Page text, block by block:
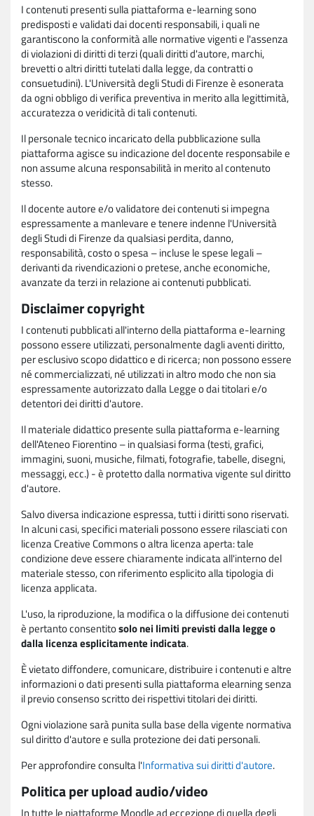
I contenuti presenti sulla piattaforma e-learning sono
predisposti e validati dai docenti responsabili, i quali ne
garantiscono la conformità alle normative vigenti e l'assenza
di violazioni di diritti di terzi (quali diritti d'autore, marchi,
brevetti o altri diritti tutelati dalla legge, da contratti o
consuetudini). L'Università degli Studi di Firenze è esonerata
da ogni obbligo di verifica preventiva in merito alla legittimità,
accuratezza o veridicità di tali contenuti.
Il personale tecnico incaricato della pubblicazione sulla
piattaforma agisce su indicazione del docente responsabile e
non assume alcuna responsabilità in merito al contenuto
stesso.
Il docente autore e/o validatore dei contenuti si impegna
espressamente a manlevare e tenere indenne l'Università
degli Studi di Firenze da qualsiasi perdita, danno,
responsabilità, costo o spesa – incluse le spese legali –
derivanti da rivendicazioni o pretese, anche economiche,
avanzate da terzi in relazione ai contenuti pubblicati.
Disclaimer copyright
I contenuti pubblicati all'interno della piattaforma e-learning
possono essere utilizzati, personalmente dagli aventi diritto,
per esclusivo scopo didattico e di ricerca; non possono essere
né commercializzati, né utilizzati in altro modo che non sia
espressamente autorizzato dalla Legge o dai titolari e/o
detentori dei diritti d'autore.
Il materiale didattico presente sulla piattaforma e-learning
dell'Ateneo Fiorentino – in qualsiasi forma (testi, grafici,
immagini, suoni, musiche, filmati, fotografie, tabelle, disegni,
messaggi, ecc.) - è protetto dalla normativa vigente sul diritto
d'autore.
Salvo diversa indicazione espressa, tutti i diritti sono riservati.
In alcuni casi, specifici materiali possono essere rilasciati con
licenza Creative Commons o altra licenza aperta: tale
condizione deve essere chiaramente indicata all'interno del
materiale stesso, con riferimento esplicito alla tipologia di
licenza applicata.
L'uso, la riproduzione, la modifica o la diffusione dei contenuti
è pertanto consentitosolo nei limiti previsti dalla legge o
dalla licenza esplicitamente indicata.
È vietato diffondere, comunicare, distribuire i contenuti e altre
informazioni o dati presenti sulla piattaforma elearning senza
il previo consenso scritto dei rispettivi titolari dei diritti.
Ogni violazione sarà punita sulla base della vigente normativa
sul diritto d'autore e sulla protezione dei dati personali.
Per approfondire consulta l'Informativa sui diritti d'autore.
Politica per upload audio/video
In tutte le piattaforme Moodle ad eccezione di quella degli